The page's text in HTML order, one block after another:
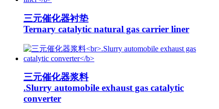
三元催化器衬垫
Ternary catalytic natural gas carrier liner
三元催化器浆料
.Slurry automobile exhaust gas catalytic
converter